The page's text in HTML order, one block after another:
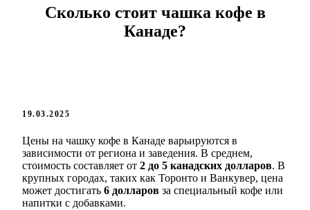
Сколько стоит чашка кофе в
Канаде?
19.03.2025
Цены на чашку кофе в Канаде варьируются в
зависимости от региона и заведения. В среднем,
стоимость составляет от 2 до 5 канадских долларов. В
крупных городах, таких как Торонто и Ванкувер, цена
может достигать 6 долларов за специальный кофе или
напитки с добавками.